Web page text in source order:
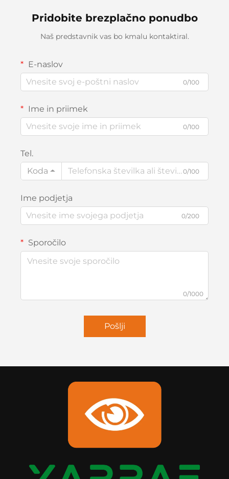
Pridobite brezplačno ponudbo
Naš predstavnik vas bo kmalu kontaktiral.
E-naslov
0/100
Ime in priimek
0/100
Tel.
Koda
0/100
Ime podjetja
0/200
Sporočilo
0/1000
Pošlji